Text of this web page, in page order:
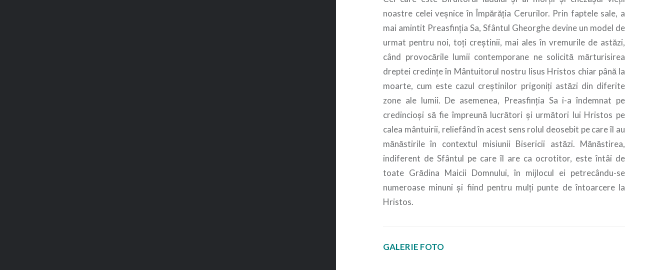
noastre celei veșnice în Împărăția Cerurilor. Prin faptele sale, a
mai amintit Preasfinția Sa, Sfântul Gheorghe devine un model de
urmat pentru noi, toți creștinii, mai ales în vremurile de astăzi,
când provocările lumii contemporane ne solicită mărturisirea
dreptei credințe în Mântuitorul nostru Iisus Hristos chiar până la
moarte, cum este cazul creștinilor prigoniți astăzi din diferite
zone ale lumii. De asemenea, Preasfinția Sa i-a îndemnat pe
credincioși să fie împreună lucrători și următori lui Hristos pe
calea mântuirii, reliefând în acest sens rolul deosebit pe care îl au
mănăstirile în contextul misiunii Bisericii astăzi. Mănăstirea,
indiferent de Sfântul pe care îl are ca ocrotitor, este întâi de
toate Grădina Maicii Domnului, în mijlocul ei petrecându-se
numeroase minuni și fiind pentru mulți punte de întoarcere la
Hristos.
GALERIE FOTO